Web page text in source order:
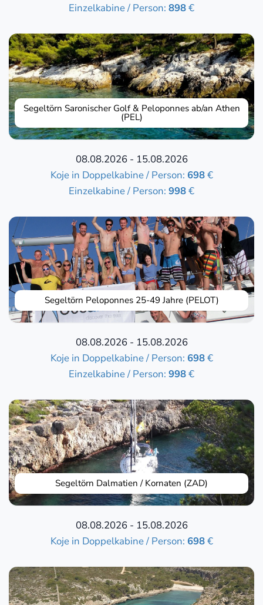
Einzelkabine / Person: 898€
Segeltörn Saronischer Golf & Peloponnes ab/an Athen
(PEL)
08.08.2026 - 15.08.2026
Koje in Doppelkabine / Person: 698€
Einzelkabine / Person: 998€
Segeltörn Peloponnes 25-49 Jahre (PELOT)
08.08.2026 - 15.08.2026
Koje in Doppelkabine / Person: 698€
Einzelkabine / Person: 998€
Segeltörn Dalmatien / Kornaten (ZAD)
08.08.2026 - 15.08.2026
Koje in Doppelkabine / Person: 698€